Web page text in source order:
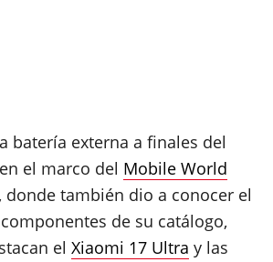
batería externa a finales del
el marco del Mobile World
, donde también dio a conocer el
de su catálogo,
el Xiaomi 17 Ultra y las